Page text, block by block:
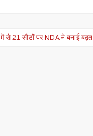
में से 21 सीटों पर NDA ने बनाई बढ़त